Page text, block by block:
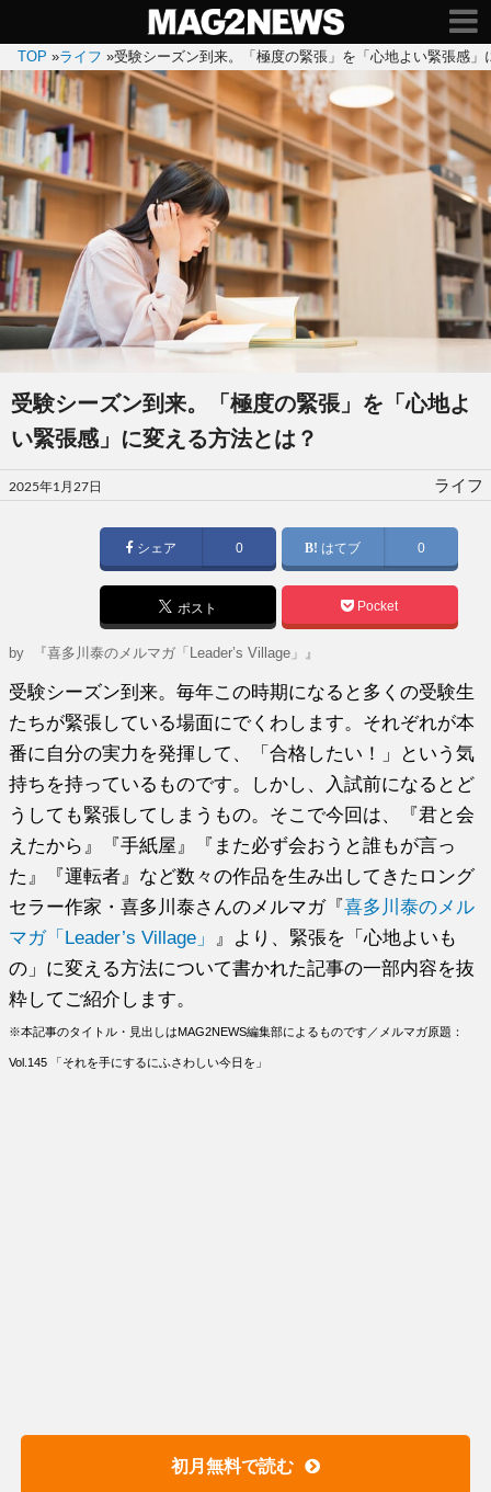
TOP »ライフ »受験シーズン到来。「極度の緊張」を「心地よい緊張感」
受験シーズン到来。「極度の緊張」を「心地よ
い緊張感」に変える方法とは？
投
稿
2025年1月27日 ライフ
シェア 0 はてブ 0
ポスト Pocket
by 『喜多川泰のメルマガ「Leader’s Village」』
受験シーズン到来。毎年この時期になると多くの受験生
たちが緊張している場面にでくわします。それぞれが本
番に自分の実力を発揮して、「合格したい！」という気
持ちを持っているものです。しかし、入試前になるとど
うしても緊張してしまうもの。そこで今回は、『君と会
えたから』『手紙屋』『また必ず会おうと誰もが言っ
た』『運転者』など数々の作品を生み出してきたロング
セラー作家・喜多川泰さんのメルマガ『喜多川泰のメル
マガ「Leader’s Village」
』より、緊張を「心地よいも
の」に変える方法について書かれた記事の一部内容を抜
粋してご紹介します。
※本記事のタイトル・見出しはMAG2NEWS編集部によるものです／メルマガ原題：
Vol.145 「それを手にするにふさわしい今日を」
初月無料で読む